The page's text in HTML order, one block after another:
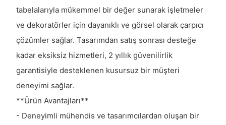
tabelalarıyla mükemmel bir değer sunarak işletmeler
ve dekoratörler için dayanıklı ve görsel olarak çarpıcı
çözümler sağlar. Tasarımdan satış sonrası desteğe
kadar eksiksiz hizmetleri, 2 yıllık güvenilirlik
garantisiyle desteklenen kusursuz bir müşteri
deneyimi sağlar.
**Ürün Avantajları**
- Deneyimli mühendis ve tasarımcılardan oluşan bir